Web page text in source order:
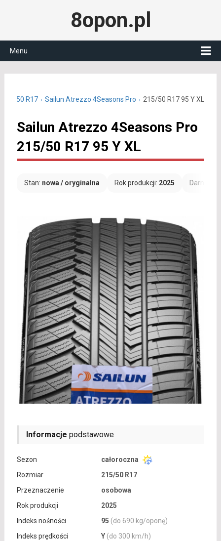
8opon.pl
Menu
215/50 R17 Sailun Atrezzo 4Seasons Pro 215/50 R17 95 Y XL
Sailun Atrezzo 4Seasons Pro
215/50 R17 95 Y XL
Stan: nowa / oryginalna Rok produkcji: 2025
Informacje podstawowe
Sezon
całoroczna
Rozmiar
215/50 R17
Przeznaczenie
osobowa
Rok produkcji
2025
Indeks nośności
95 (do 690 kg/oponę)
Indeks prędkości
Y (do 300 km/h)